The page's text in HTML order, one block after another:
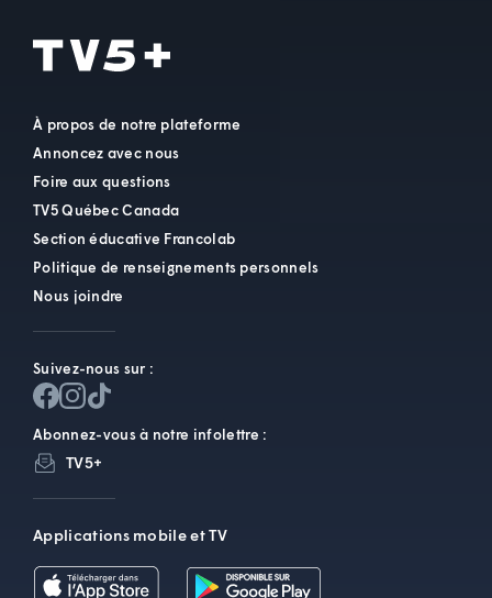
À propos de notre plateforme
Annoncez avec nous
Foire aux questions
TV5 Québec Canada
Section éducative Francolab
Politique de renseignements personnels
Nous joindre
Suivez-nous sur :
Abonnez-vous à notre infolettre :
TV5+
Applications mobile et TV